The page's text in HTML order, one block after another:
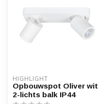
HIGHLIGHT
Opbouwspot Oliver wit
2-lichts balk IP44